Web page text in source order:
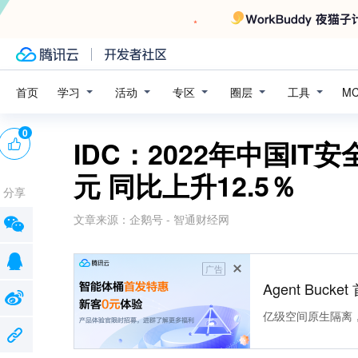
首页 学习 活动 专区 圈层 工具
IDC：2022年中国IT安
元 同比上升12.5％
文章来源： 企鹅号 - 智通财经网
广告
Agent Bucket
亿级空间原生隔离
0
分享